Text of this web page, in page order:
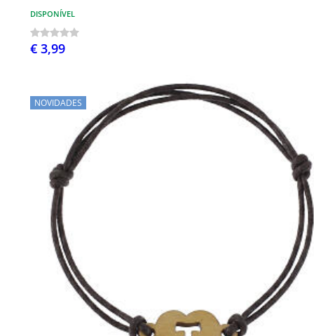
DISPONÍVEL
€ 3,99
NOVIDADES